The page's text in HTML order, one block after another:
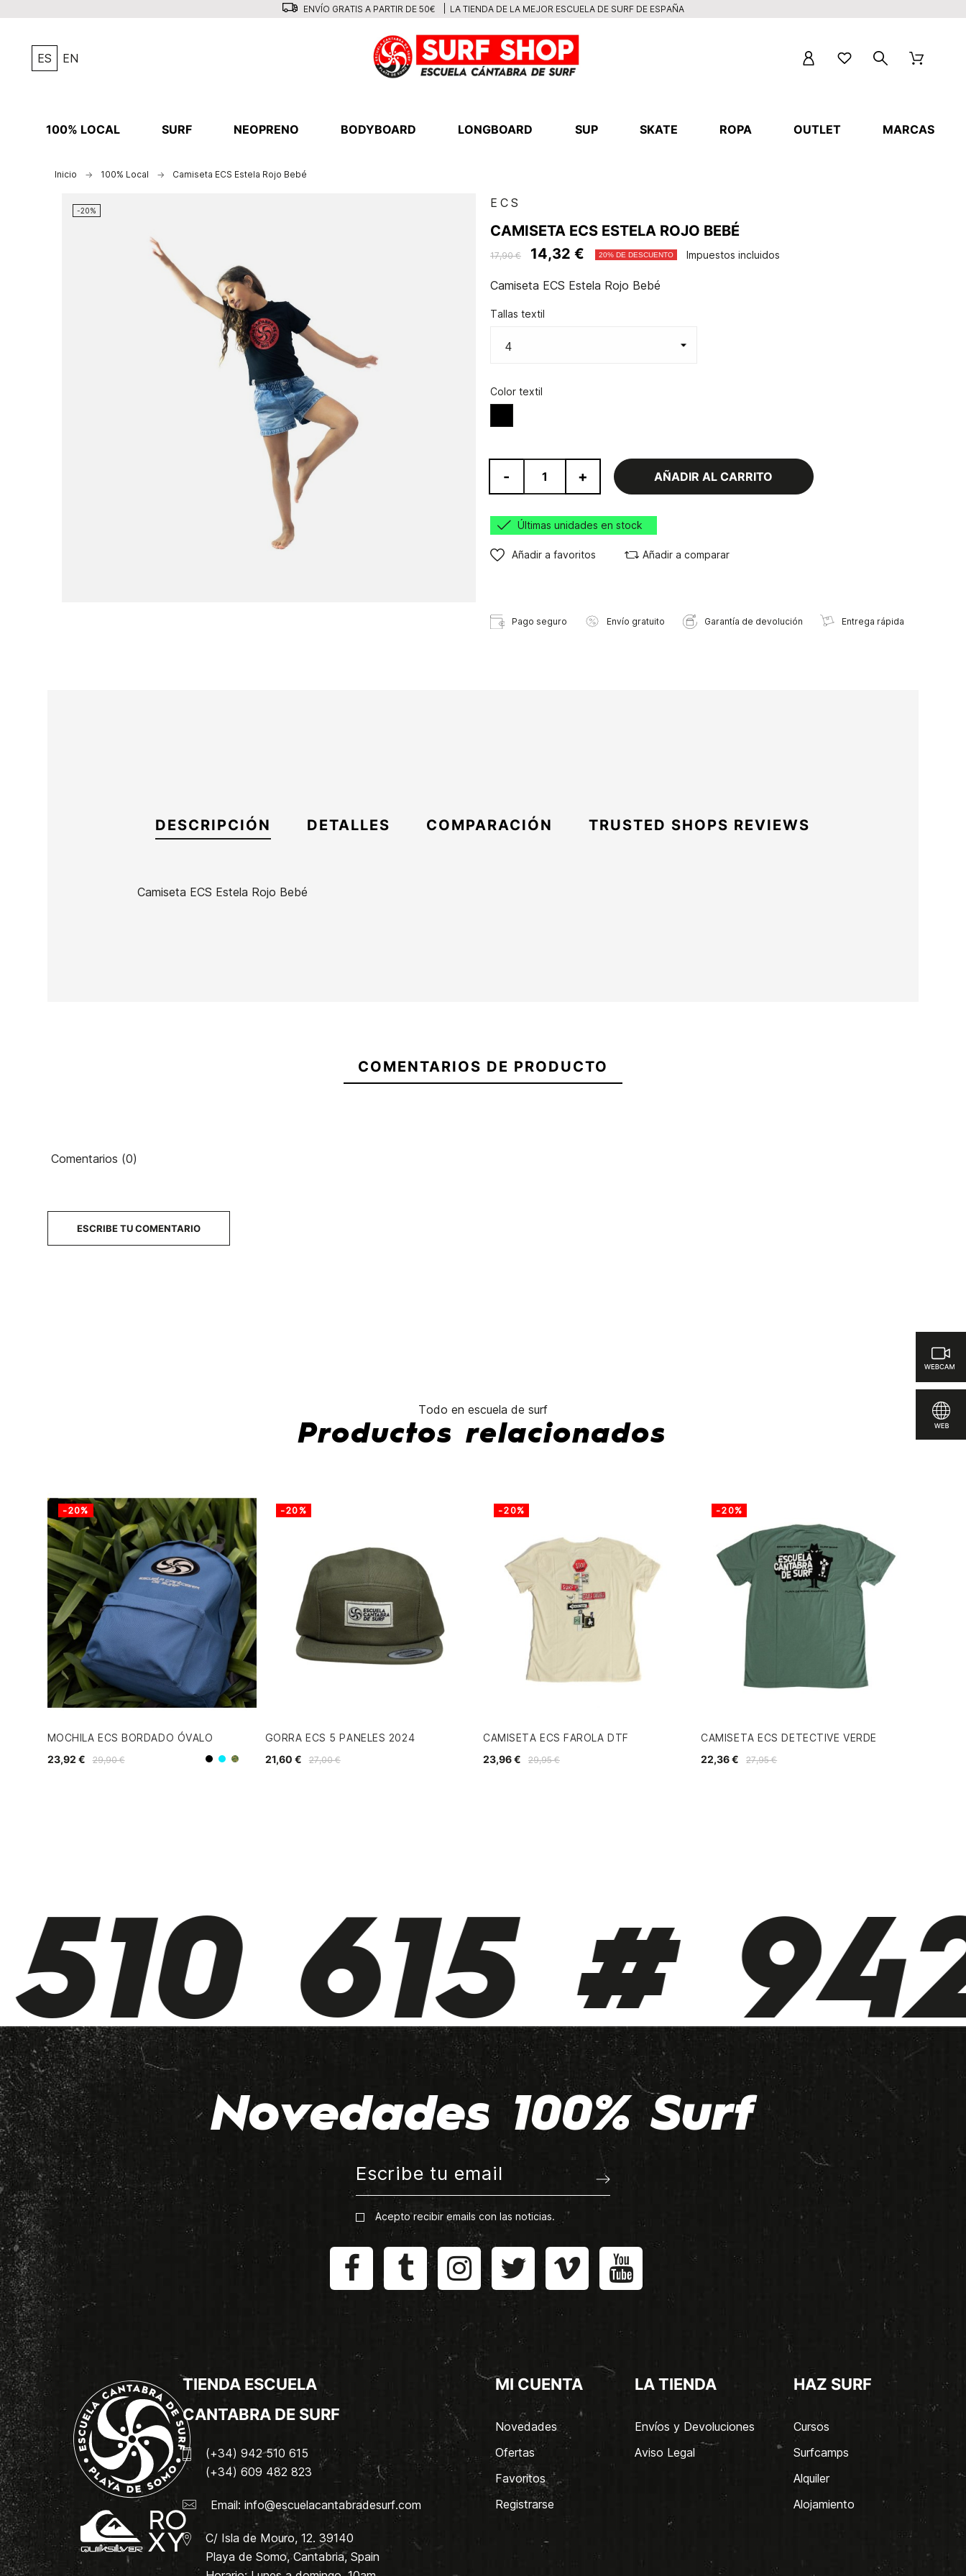
ENVÍO GRATIS A PARTIR DE 50€ LA TIENDA DE LA MEJOR ESCUELA DE SURF DE ESPAÑA
ES EN
100% LOCAL SURF NEOPRENO BODYBOARD LONGBOARD SUP SKATE ROPA OUTLET MARCAS
Inicio 100% Local Camiseta ECS Estela Rojo Bebé
-20%
ECS
CAMISETA ECS ESTELA ROJO BEBÉ
17,90 € 14,32 € 20% DE DESCUENTO Impuestos incluidos
Camiseta ECS Estela Rojo Bebé
Tallas textil
Color textil
- + AÑADIR AL CARRITO
Últimas unidades en stock
Añadir a favoritos Añadir a comparar
Pago seguro Envío gratuito Garantía de devolución Entrega rápida
DESCRIPCIÓN DETALLES COMPARACIÓN TRUSTED SHOPS REVIEWS
Camiseta ECS Estela Rojo Bebé
Margaritas
Violeta
DESCRIPCIÓN
COMENTARIOS DE PRODUCTO
Comentarios (0)
ESCRIBE TU COMENTARIO
Todo en escuela de surf
Productos relacionados
MOCHILA ECS BORDADO ÓVALO
29,90 €
23,92 € Negro
AzulArmy
-20%
GORRA ECS 5 PANELES 2024
27,00 €
21,60 €
-20%
CAMISETA ECS FAROLA DTF
29,95 €
23,96 €
-20%
CAMISETA ECS DETECTIVE VERDE
27,95 €
22,36 €
-20%
615 #
Novedades 100% Surf
Acepto recibir emails con las noticias.
TIENDA ESCUELA
CANTABRA DE SURF
(+34) 942 510 615
(+34) 609 482 823
Email: info@escuelacantabradesurf.com
C/ Isla de Mouro, 12. 39140
Playa de Somo, Cantabria, Spain
MI CUENTA
Novedades
Ofertas
Favoritos
Registrarse
LA TIENDA
Envíos y Devoluciones
Aviso Legal
HAZ SURF
Cursos
Surfcamps
Alquiler
Alojamiento